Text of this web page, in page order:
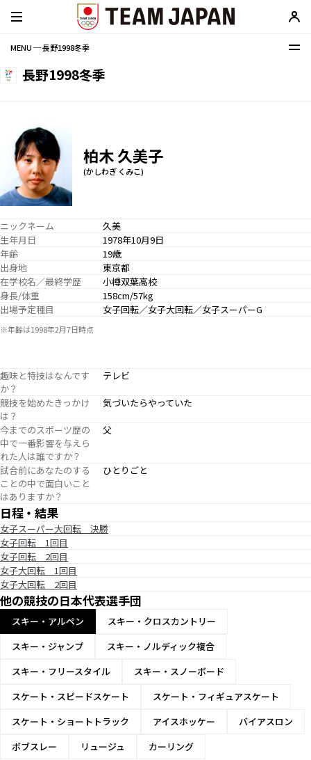
MENU ─ 長野1998冬季
長野1998冬季
柏木 久美子
(かしわぎ くみこ)
ニックネーム
久美
生年月日
1978年10月9日
年齢
19歳
出身地
東京都
在学校名／最終学歴
小樽双葉高校
身長/体重
158cm/57kg
出場予定種目
女子回転／女子大回転／女子スーパーG
※年齢は1998年2月7日時点
趣味と特技はなんです
か？
テレビ
競技を始めたきっかけ
は？
気づいたらやっていた
今までのスポーツ歴の
中で一番影響を与えら
れた人は誰ですか？
父
試合前にあなたのする
ことの中で面白いこと
はありますか？
ひとりごと
日程・結果
女子スーパー大回転 決勝
女子回転 1回目
女子回転 2回目
女子大回転 1回目
女子大回転 2回目
他の競技の日本代表選手団
スキー・アルペン
スキー・クロスカントリー
スキー・ジャンプ
スキー・ノルディック複合
スキー・フリースタイル
スキー・スノーボード
スケート・スピードスケート
スケート・フィギュアスケート
スケート・ショートトラック
アイスホッケー
バイアスロン
ボブスレー
リュージュ カーリング